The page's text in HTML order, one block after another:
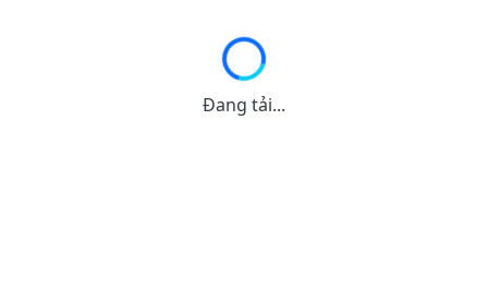
Đang tải...